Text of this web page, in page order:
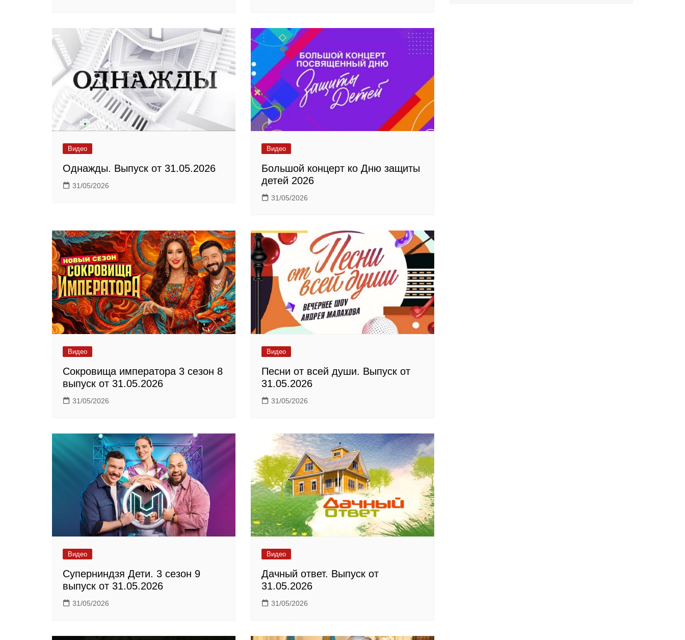
Видео
Однажды. Выпуск от 31.05.2026
31/05/2026
Видео
Большой концерт ко Дню защиты
детей 2026
31/05/2026
Видео
Сокровища императора 3 сезон 8
выпуск от 31.05.2026
31/05/2026
Видео
Песни от всей души. Выпуск от
31.05.2026
31/05/2026
Видео
Суперниндзя Дети. 3 сезон 9
выпуск от 31.05.2026
31/05/2026
Видео
Дачный ответ. Выпуск от
31.05.2026
31/05/2026